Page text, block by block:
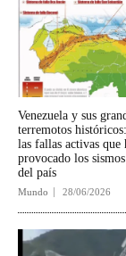
Venezuela y sus
terremotos
las fallas activas que
provocado los
del país
Mundo 28/06/2026